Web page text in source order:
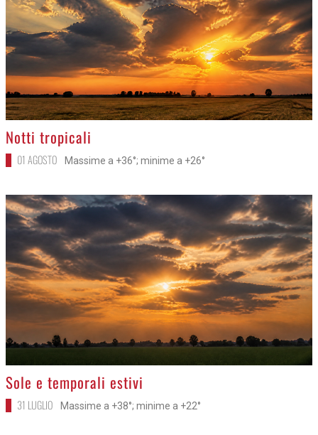
>
Notti tropicali
01 AGOSTO Massime a +36°; minime a +26°
>
Sole e temporali estivi
31 LUGLIO Massime a +38°; minime a +22°